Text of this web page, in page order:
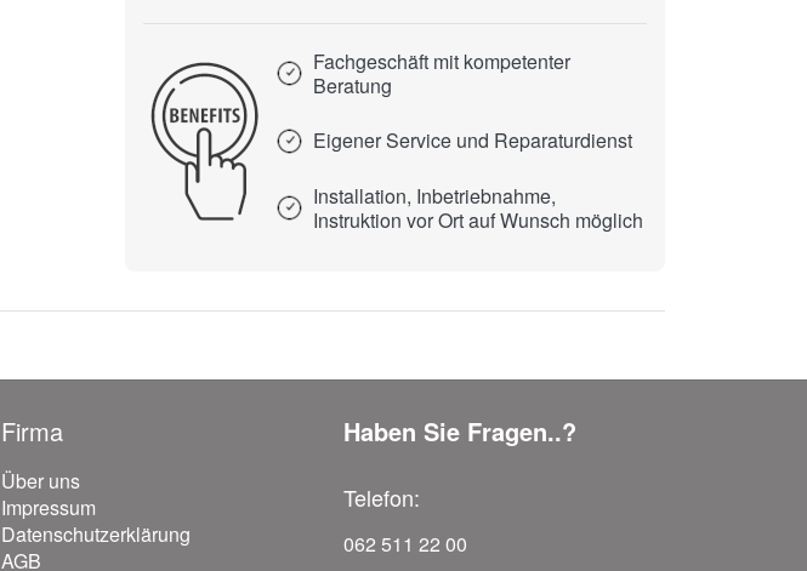
Fachgeschäft mit kompetenter
Beratung
Eigener Service und Reparaturdienst
Installation, Inbetriebnahme,
Instruktion vor Ort auf Wunsch möglich
Firma
Über uns
Impressum
Datenschutzerklärung
AGB
Haben Sie Fragen..?
Telefon:
062 511 22 00